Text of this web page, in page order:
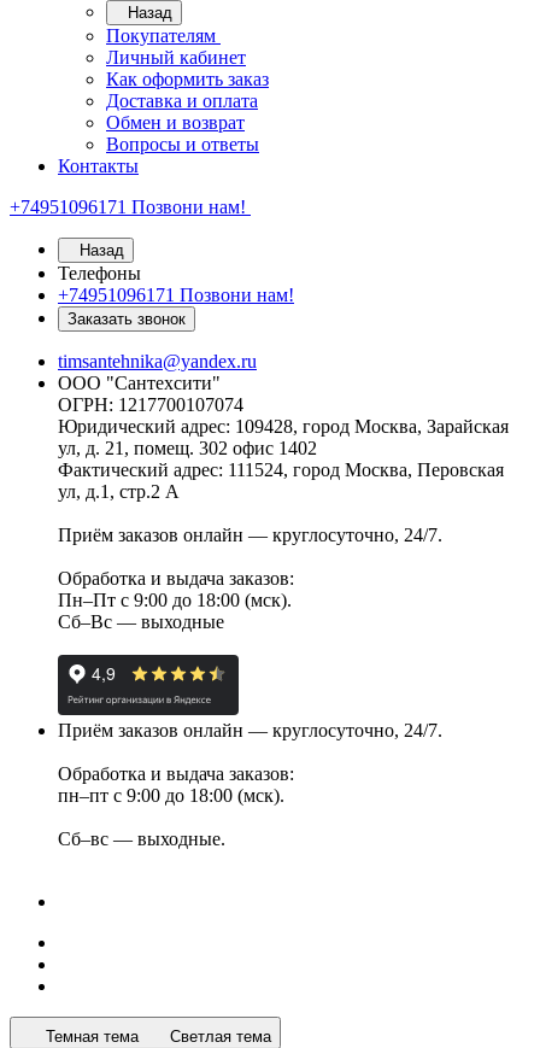
Назад
Покупателям
Личный кабинет
Как оформить заказ
Доставка и оплата
Обмен и возврат
Вопросы и ответы
Контакты
+74951096171 Позвони нам!
Назад
Телефоны
+74951096171 Позвони нам!
Заказать звонок
timsantehnika@yandex.ru
ООО "Сантехсити"
ОГРН: 1217700107074
Юридический адрес: 109428, город Москва, Зарайская
ул, д. 21, помещ. 302 офис 1402
Фактический адрес: 111524, город Москва, Перовская
ул, д.1, стр.2 А
Приём заказов онлайн — круглосуточно, 24/7.
Обработка и выдача заказов:
Пн–Пт с 9:00 до 18:00 (мск).
Сб–Вс — выходные
Приём заказов онлайн — круглосуточно, 24/7.
Обработка и выдача заказов:
пн–пт с 9:00 до 18:00 (мск).
Сб–вс — выходные.
Темная тема Светлая тема